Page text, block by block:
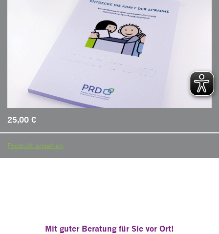
25,00 €
Produkt ansehen
Mit guter Beratung für Sie vor Ort!